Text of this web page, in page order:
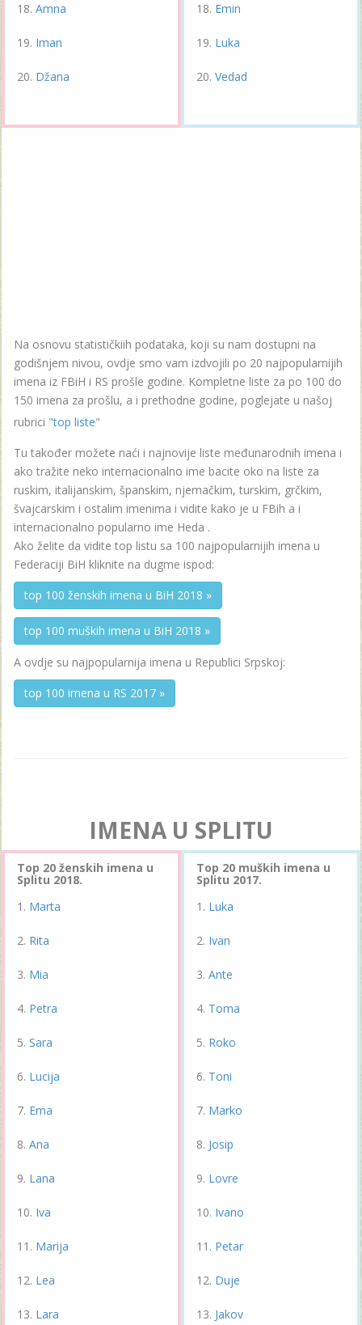
Amna
Iman
Džana
Emin
Luka
Vedad
Na osnovu statističkiih podataka, koji su nam dostupni na
godišnjem nivou, ovdje smo vam izdvojili po 20 najpopularnijih
imena iz FBiH i RS prošle godine. Kompletne liste za po 100 do
150 imena za prošlu, a i prethodne godine, poglejate u našoj
rubrici "top liste"
Tu također možete naći i najnovije liste međunarodnih imena i
ako tražite neko internacionalno ime bacite oko na liste za
ruskim, italijanskim, španskim, njemačkim, turskim, grčkim,
švajcarskim i ostalim imenima i vidite kako je u FBih a i
internacionalno popularno ime Heda .
Ako želite da vidite top listu sa 100 najpopularnijih imena u
Federaciji BiH kliknite na dugme ispod:
top 100 ženskih imena u BiH 2018 »
top 100 muških imena u BiH 2018 »
A ovdje su najpopularnija imena u Republici Srpskoj:
top 100 imena u RS 2017 »
IMENA U SPLITU
Top 20 ženskih imena u
Splitu 2018.
Marta
Rita
Mia
Petra
Sara
Lucija
Ema
Ana
Lana
Iva
Marija
Lea
Lara
Top 20 muških imena u
Splitu 2017.
Luka
Ivan
Ante
Toma
Roko
Toni
Marko
Josip
Lovre
Ivano
Petar
Duje
Jakov